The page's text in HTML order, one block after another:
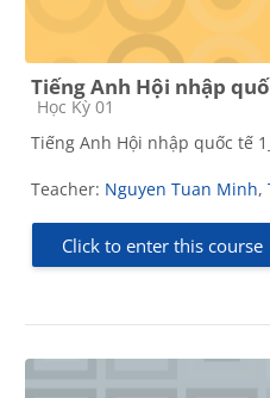
Tiếng Anh Hội nhập
Course category
Học Kỳ 01
Tiếng Anh Hội nhập quốc tế
Teacher: Nguyen Tuan Minh,
Click to enter this course